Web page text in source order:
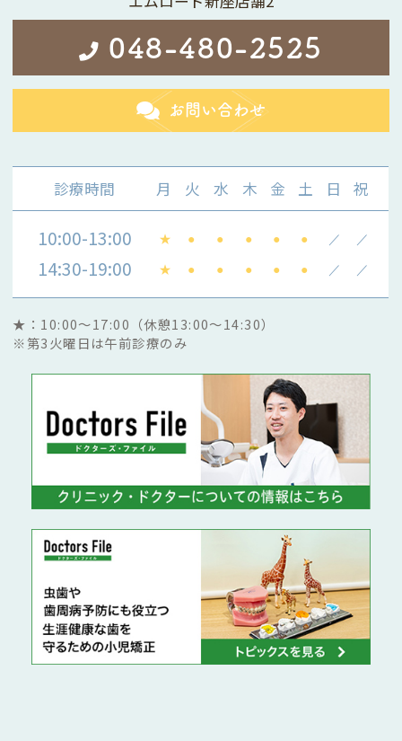
048-480-2525
お問い合わせ
診療時間 月 火 水 木 金 土 日 祝
10:00-13:00 ★ ● ● ● ● ● ／ ／
14:30-19:00 ★ ● ● ● ● ● ／ ／
★：10:00～17:00（休憩13:00～14:30）
※第3火曜日は午前診療のみ